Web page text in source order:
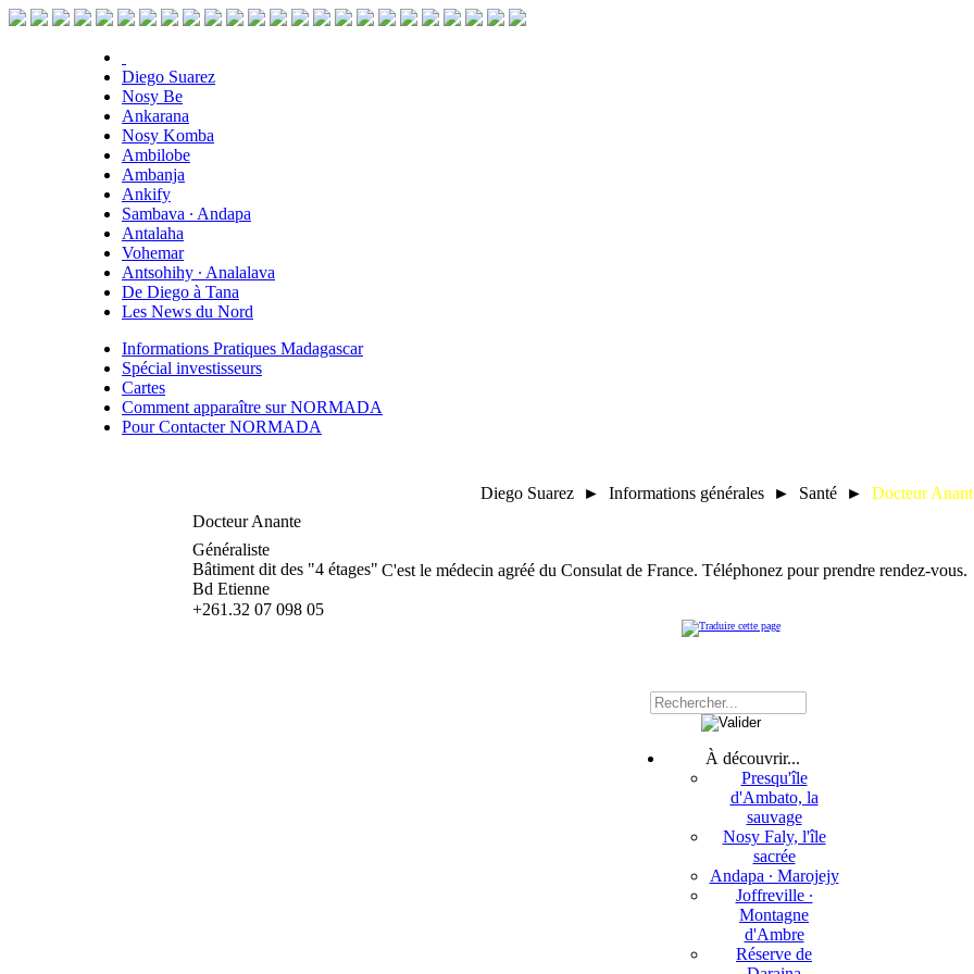
Diego Suarez
Nosy Be
Ankarana
Nosy Komba
Ambilobe
Ambanja
Ankify
Sambava ∙ Andapa
Antalaha
Vohemar
Antsohihy ∙ Analalava
De Diego à Tana
Les News du Nord
Informations Pratiques Madagascar
Spécial investisseurs
Cartes
Comment apparaître sur NORMADA
Pour Contacter NORMADA
Diego Suarez ► Informations générales ► Santé ► Docteur
Docteur Anante
Généraliste
Bâtiment dit des "4 étages"
Bd Etienne
+261.32 07 098 05
C'est le médecin agréé du Consulat de France. Téléphonez pour prendre rendez-vous.
À découvrir...
Presqu'île
d'Ambato, la
sauvage
Nosy Faly, l'île
sacrée
Andapa ∙ Marojejy
Joffreville ∙
Montagne
d'Ambre
Réserve de